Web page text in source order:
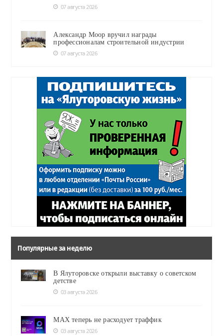
07 августа 2026
Александр Моор вручил награды
профессионалам строительной индустрии
07 августа 2026
Популярные за неделю
В Ялуторовске открыли выставку о советском
детстве
03 августа 2026
MAX теперь не расходует траффик
03 августа 2026